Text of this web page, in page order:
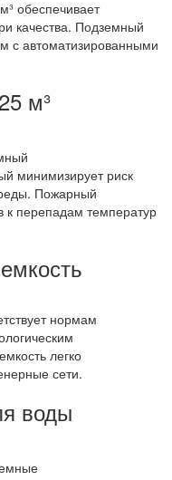
обеспечивает
качества. Подземный
с автоматизированными
м³
минимизирует риск
Пожарный
к перепадам температур
нормам
легко
сети.
воды